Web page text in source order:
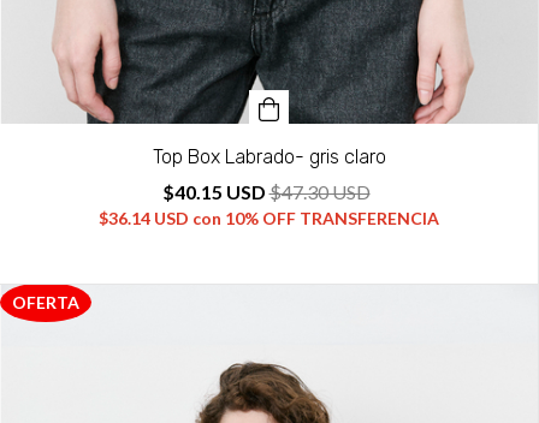
Top Box Labrado- gris claro
$40.15 USD$47.30 USD
$36.14 USD con 10% OFF TRANSFERENCIA